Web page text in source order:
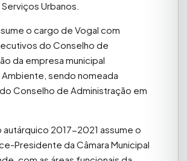
Urbanos.
o cargo de Vogal com
do Conselho de
da empresa municipal
sendo nomeada
Conselho de Administração em
autárquico 2017-2021 assume o
Presidente da Câmara Municipal